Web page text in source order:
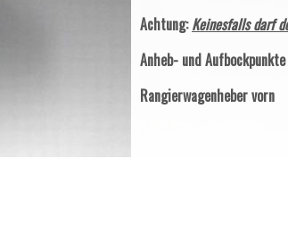
Achtung:Keinesfalls darf
Anheb- und Aufbockpunkte
Rangierwagenheber vorn